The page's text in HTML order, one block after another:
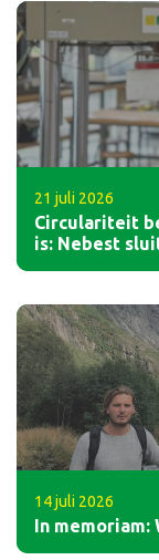
21 juli 2026
Circulariteit
is: Nebest
14 juli 2026
In